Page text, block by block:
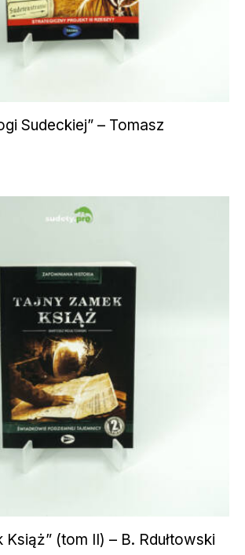
Sudeckiej” – Tomasz
Książ” (tom II) – B. Rdułtowski